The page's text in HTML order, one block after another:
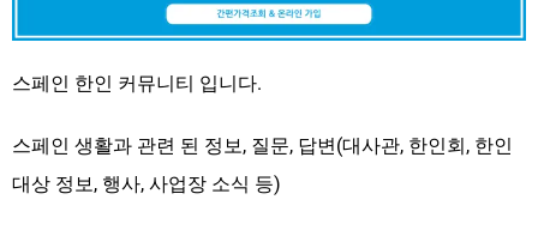
스페인 한인 커뮤니티 입니다.
스페인 생활과 관련 된 정보, 질문, 답변(대사관, 한인회, 한인
대상 정보, 행사, 사업장 소식 등)